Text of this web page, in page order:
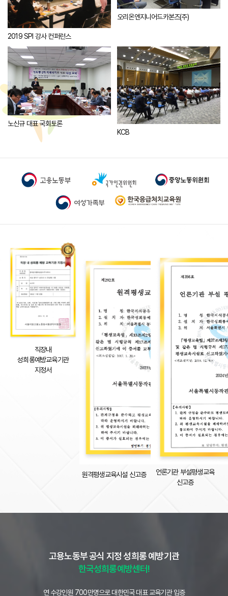
2019 SPI 강사 컨퍼런스
오리온엔지니어드카본즈(주)
노신규 대표 국회토론
KCB
직장내
성희롱예방교육기관
지정서
원격평생교육시설 신고증
언론기관 부설평생교육
신고증
고용노동부 공식 지정 성희롱 예방기관
한국성희롱예방센터!
연 수강인원 700만명으로 대한민국 대표 교육기관 입증